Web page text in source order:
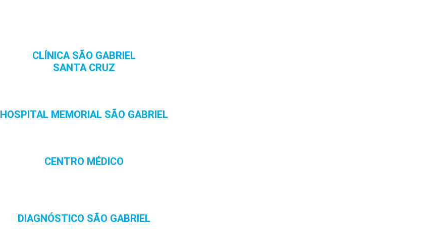
CLÍNICA SÃO GABRIEL
SANTA CRUZ
HOSPITAL MEMORIAL SÃO GABRIEL
CENTRO MÉDICO
DIAGNÓSTICO SÃO GABRIEL